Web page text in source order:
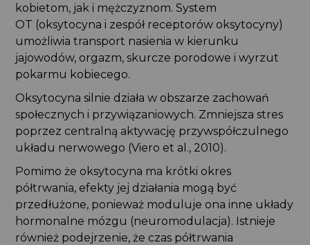
kobietom, jak i mężczyznom. System
OT (oksytocyna i zespół receptorów oksytocyny)
umożliwia transport nasienia w kierunku
jajowodów, orgazm, skurcze porodowe i wyrzut
pokarmu kobiecego.
Oksytocyna silnie działa w obszarze zachowań
społecznych i przywiązaniowych. Zmniejsza stres
poprzez centralną aktywację przywspółczulnego
układu nerwowego (Viero et al., 2010).
Pomimo że oksytocyna ma krótki okres
półtrwania, efekty jej działania mogą być
przedłużone, ponieważ moduluje ona inne układy
hormonalne mózgu (neuromodulacja). Istnieje
również podejrzenie, że czas półtrwania